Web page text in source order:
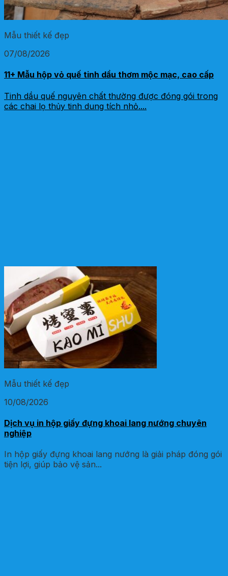
Mẫu thiết kế đẹp
07/08/2026
11+ Mẫu hộp vỏ quế tinh dầu thơm mộc mạc, cao cấp
Tinh dầu quế nguyên chất thường được đóng gói trong
các chai lọ thủy tinh dung tích nhỏ....
Mẫu thiết kế đẹp
10/08/2026
Dịch vụ in hộp giấy đựng khoai lang nướng chuyên
nghiệp
In hộp giấy đựng khoai lang nướng là giải pháp đóng gói
tiện lợi, giúp bảo vệ sản...